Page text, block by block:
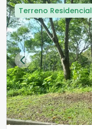
Terreno Residencial